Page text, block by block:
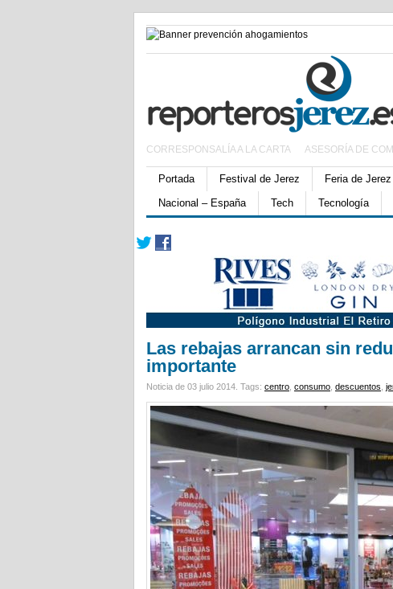
CORRESPONSALÍA A LA CARTA ASESORÍA DE
Portada Festival de Jerez Feria de Jerez
Nacional – España
Tech Tecnología
Las rebajas arrancan sin
importante
Noticia de 03 julio 2014. Tags: centro consumo descuentos